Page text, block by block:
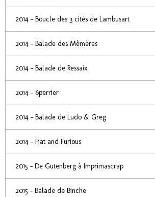
2014 - Boucle des 3 cités de Lambusart
2014 - Balade des Mèmères
2014 - Balade de Ressaix
2014 - 6perrier
2014 - Balade de Ludo & Greg
2014 - Fiat and Furious
2015 - De Gutenberg à Imprimascrap
2015 - Balade de Binche